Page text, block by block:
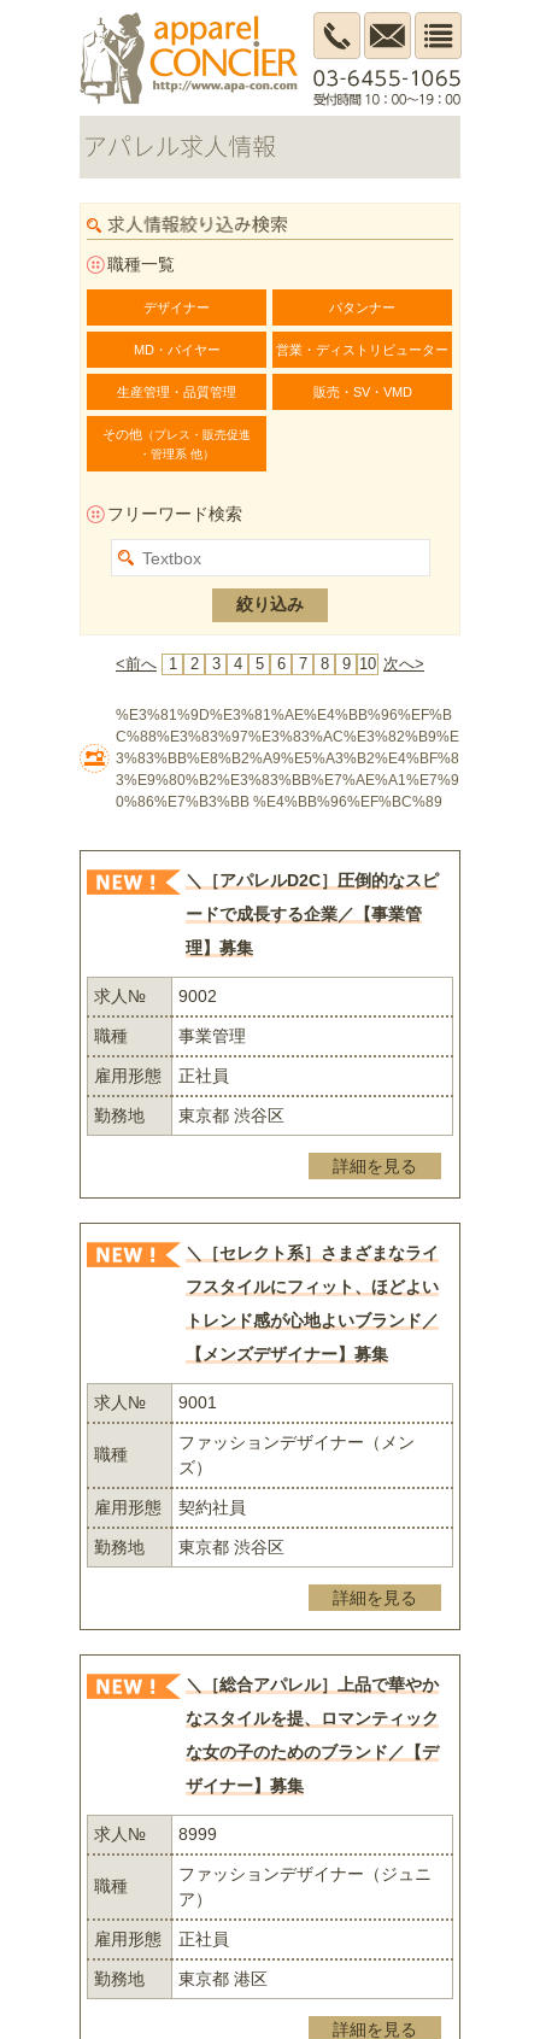
職種一覧
デザイナー パタンナー
MD・バイヤー 営業・ディストリビューター
生産管理・品質管理 販売・SV・VMD
その他 （プレス・販売促進
・管理系 他）
フリーワード検索
<前へ 1 2 3 4 5 6 7 8 9 10 次へ>
%E3%81%9D%E3%81%AE%E4%BB%96%EF%B
C%88%E3%83%97%E3%83%AC%E3%82%B9%E
3%83%BB%E8%B2%A9%E5%A3%B2%E4%BF%8
3%E9%80%B2%E3%83%BB%E7%AE%A1%E7%9
0%86%E7%B3%BB %E4%BB%96%EF%BC%89
＼［アパレルD2C］圧倒的なスピ
ードで成長する企業／【事業管
理】募集
求人№ 9002
職種 事業管理
雇用形態 正社員
勤務地 東京都 渋谷区
詳細を見る
＼［セレクト系］さまざまなライ
フスタイルにフィット、ほどよい
トレンド感が心地よいブランド／
【メンズデザイナー】募集
求人№ 9001
職種
ファッションデザイナー（メン
ズ）
雇用形態 契約社員
勤務地 東京都 渋谷区
詳細を見る
＼［総合アパレル］上品で華やか
なスタイルを提、ロマンティック
な女の子のためのブランド／【デ
ザイナー】募集
求人№ 8999
職種
ファッションデザイナー（ジュニ
ア）
雇用形態 正社員
勤務地 東京都 港区
詳細を見る